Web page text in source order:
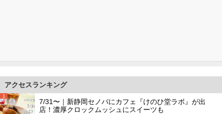
アクセスランキング
1
7/31〜｜新静岡セノバにカフェ『けのひ堂ラボ』が出
店！濃厚クロックムッシュにスイーツも